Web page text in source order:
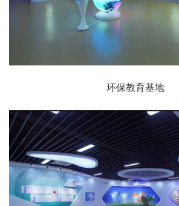
环保教育基地